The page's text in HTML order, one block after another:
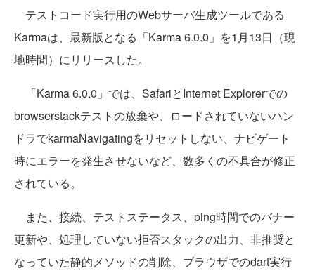
テストコード実行用のWebサーバ生成ツールである
Karmaは、最新版となる「Karma 6.0.0」を1月13日（現
地時間）にリリースした。
「Karma 6.0.0」では、SafariとInternet Explorerでの
browserstackテストの放棄や、ロードされていないハン
ドラでkarmaNavigatingをリセットしない、ナビゲート
時にエラーを発生させないなど、数多くの不具合が修正
されている。
また、接続、テストステータス、ping時間でのバナー
更新や、処理していない拒否スタックの出力、非推奨と
なっていた静的メソッドの削除、ブラウザでのdart実行